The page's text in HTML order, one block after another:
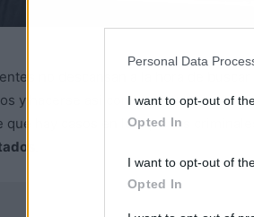
Personal Data
I want to opt-out of
Opted In
I want to opt-out of
Opted In
no descansan a la hora de
y hacerse así con los datos
que hay casos en los que los